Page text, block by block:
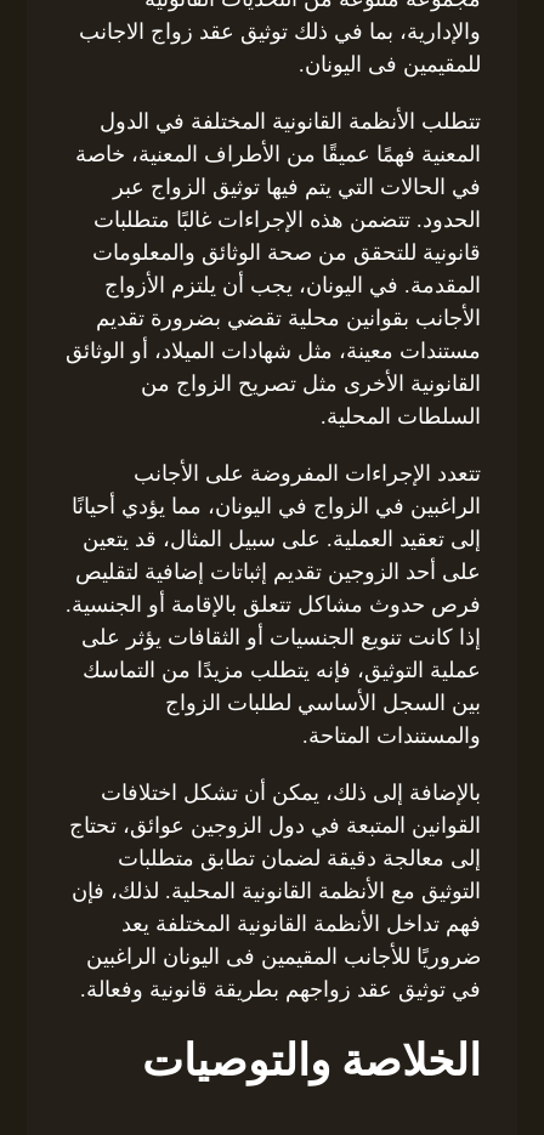
والإدارية، بما في ذلك توثيق عقد زواج الاجانب
للمقيمين فى اليونان.
تتطلب الأنظمة القانونية المختلفة في الدول
المعنية فهمًا عميقًا من الأطراف المعنية، خاصة
في الحالات التي يتم فيها توثيق الزواج عبر
الحدود. تتضمن هذه الإجراءات غالبًا متطلبات
قانونية للتحقق من صحة الوثائق والمعلومات
المقدمة. في اليونان، يجب أن يلتزم الأزواج
الأجانب بقوانين محلية تقضي بضرورة تقديم
مستندات معينة، مثل شهادات الميلاد، أو الوثائق
القانونية الأخرى مثل تصريح الزواج من
السلطات المحلية.
تتعدد الإجراءات المفروضة على الأجانب
الراغبين في الزواج في اليونان، مما يؤدي أحيانًا
إلى تعقيد العملية. على سبيل المثال، قد يتعين
على أحد الزوجين تقديم إثباتات إضافية لتقليص
فرص حدوث مشاكل تتعلق بالإقامة أو الجنسية.
إذا كانت تنويع الجنسيات أو الثقافات يؤثر على
عملية التوثيق، فإنه يتطلب مزيدًا من التماسك
بين السجل الأساسي لطلبات الزواج
والمستندات المتاحة.
بالإضافة إلى ذلك، يمكن أن تشكل اختلافات
القوانين المتبعة في دول الزوجين عوائق، تحتاج
إلى معالجة دقيقة لضمان تطابق متطلبات
التوثيق مع الأنظمة القانونية المحلية. لذلك، فإن
فهم تداخل الأنظمة القانونية المختلفة يعد
ضروريًا للأجانب المقيمين فى اليونان الراغبين
في توثيق عقد زواجهم بطريقة قانونية وفعالة.
الخلاصة والتوصيات